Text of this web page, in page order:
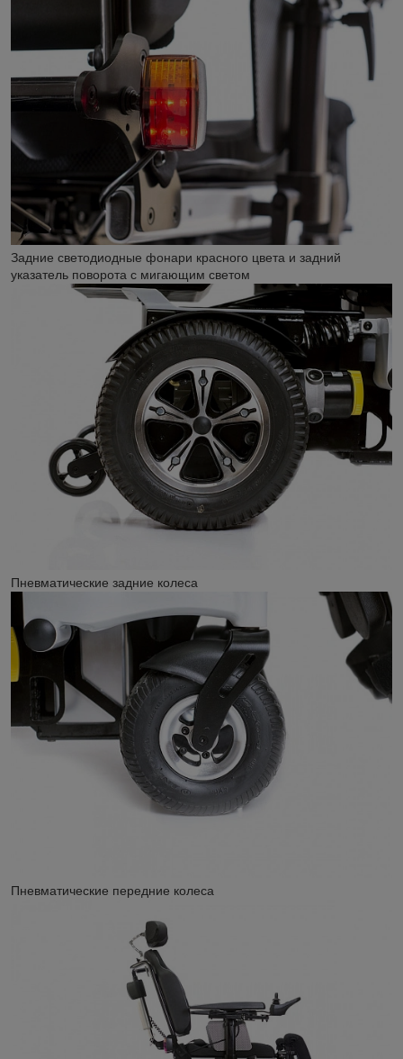
Задние светодиодные фонари красного цвета и задний
указатель поворота с мигающим светом
Пневматические задние колеса
Пневматические передние колеса